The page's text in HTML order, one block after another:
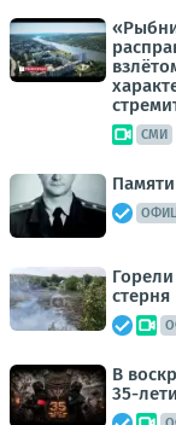
СМИ
стерня
В
35-